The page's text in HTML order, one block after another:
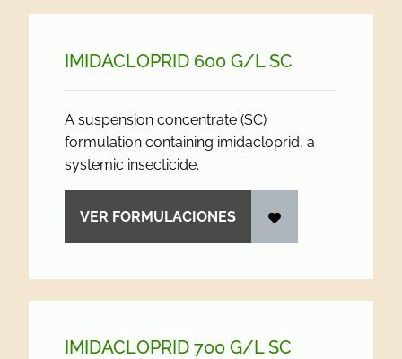
IMIDACLOPRID 600 G/L SC
A suspension concentrate (SC)
formulation containing imidacloprid, a
systemic insecticide.
VER FORMULACIONES
IMIDACLOPRID 700 G/L SC